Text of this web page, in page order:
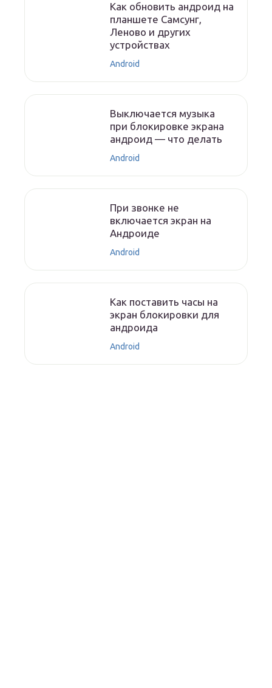
Как обновить андроид на
планшете Самсунг,
Леново и других
устройствах
Android
Выключается музыка
при блокировке экрана
андроид — что делать
Android
При звонке не
включается экран на
Андроиде
Android
Как поставить часы на
экран блокировки для
андроида
Android